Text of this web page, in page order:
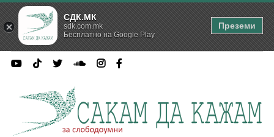
СДК.МК
sdk.com.mk
Бесплатно на Google Play
Преземи